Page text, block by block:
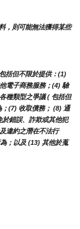
，則可能無法獲得某些
括但不限於提供：(1)
電子商務服務；(4) 驗
種類型之爭議 ( 包括但
(7) 收取債務； (8) 通
錯誤、詐欺或其他犯
違約之潛在不法行
；以及 (13) 其他於蒐